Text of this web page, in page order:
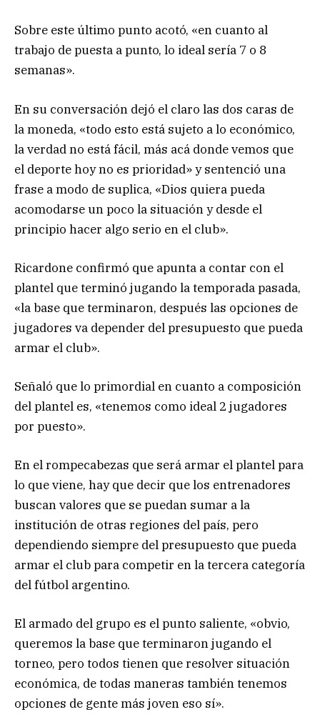
Sobre este último punto acotó, «en cuanto al
trabajo de puesta a punto, lo ideal sería 7 o 8
semanas».
En su conversación dejó el claro las dos caras de
la moneda, «todo esto está sujeto a lo económico,
la verdad no está fácil, más acá donde vemos que
el deporte hoy no es prioridad» y sentenció una
frase a modo de suplica, «Dios quiera pueda
acomodarse un poco la situación y desde el
principio hacer algo serio en el club».
Ricardone confirmó que apunta a contar con el
plantel que terminó jugando la temporada pasada,
«la base que terminaron, después las opciones de
jugadores va depender del presupuesto que pueda
armar el club».
Señaló que lo primordial en cuanto a composición
del plantel es, «tenemos como ideal 2 jugadores
por puesto».
En el rompecabezas que será armar el plantel para
lo que viene, hay que decir que los entrenadores
buscan valores que se puedan sumar a la
institución de otras regiones del país, pero
dependiendo siempre del presupuesto que pueda
armar el club para competir en la tercera categoría
del fútbol argentino.
El armado del grupo es el punto saliente, «obvio,
queremos la base que terminaron jugando el
torneo, pero todos tienen que resolver situación
económica, de todas maneras también tenemos
opciones de gente más joven eso sí».